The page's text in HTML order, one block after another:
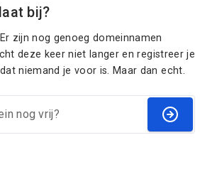
bij?
zijn nog genoeg domeinnamen
deze keer niet langer en registreer je
niemand je voor is. Maar dan echt.